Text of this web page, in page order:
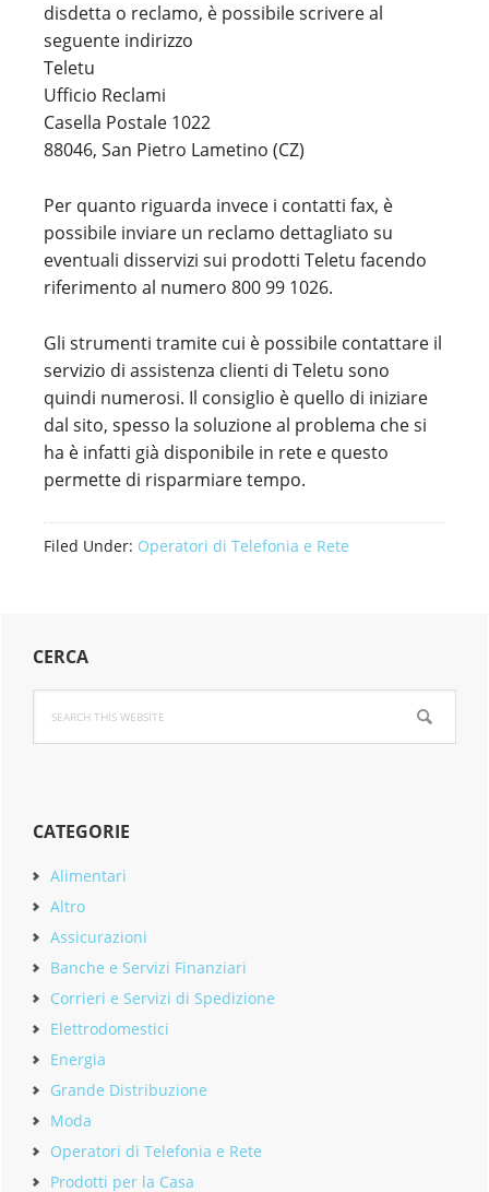
disdetta o reclamo, è possibile scrivere al
seguente indirizzo
Teletu
Ufficio Reclami
Casella Postale 1022
88046, San Pietro Lametino (CZ)
Per quanto riguarda invece i contatti fax, è
possibile inviare un reclamo dettagliato su
eventuali disservizi sui prodotti Teletu facendo
riferimento al numero 800 99 1026.
Gli strumenti tramite cui è possibile contattare il
servizio di assistenza clienti di Teletu sono
quindi numerosi. Il consiglio è quello di iniziare
dal sito, spesso la soluzione al problema che si
ha è infatti già disponibile in rete e questo
permette di risparmiare tempo.
Filed Under: Operatori di Telefonia e Rete
Primary
Sidebar
CERCA
this
website
CATEGORIE
Alimentari
Altro
Assicurazioni
Banche e Servizi Finanziari
Corrieri e Servizi di Spedizione
Elettrodomestici
Energia
Grande Distribuzione
Moda
Operatori di Telefonia e Rete
Prodotti per la Casa